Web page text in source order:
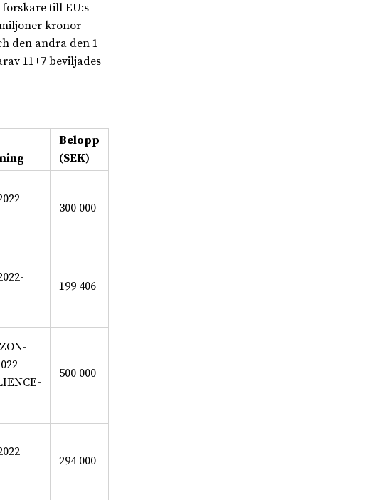
till EU:s
kronor
den andra den 1
11+7 beviljades
Belopp
(SEK)
300 000
199 406
500 000
294 000